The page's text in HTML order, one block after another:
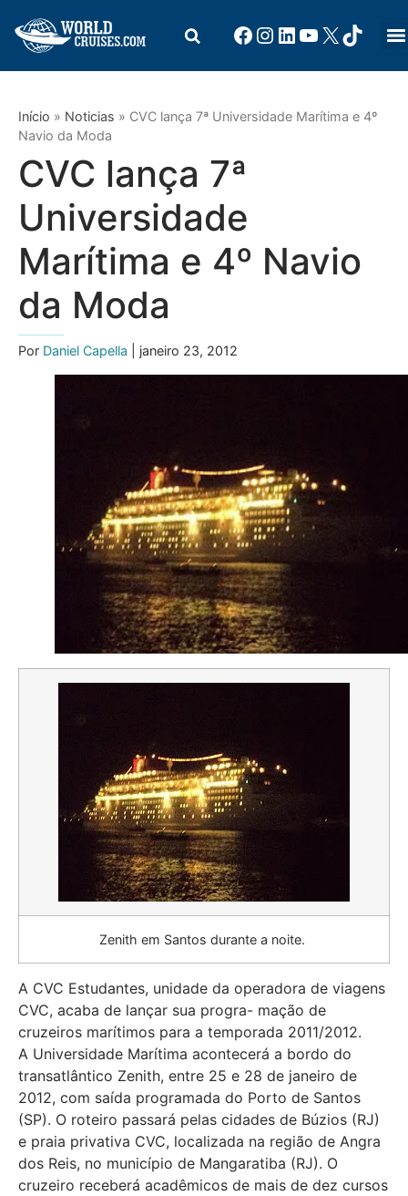
Início » Noticias » CVC lança 7ª Universidade Marítima e 4º
Navio da Moda
CVC lança 7ª
Universidade
Marítima e 4º Navio
da Moda
Por Daniel Capella | janeiro 23, 2012
Zenith em Santos durante a noite.
A CVC Estudantes, unidade da operadora de viagens
CVC, acaba de lançar sua progra- mação de
cruzeiros marítimos para a temporada 2011/2012.
A Universidade Marítima acontecerá a bordo do
transatlântico Zenith, entre 25 e 28 de janeiro de
2012, com saída programada do Porto de Santos
(SP). O roteiro passará pelas cidades de Búzios (RJ)
e praia privativa CVC, localizada na região de Angra
dos Reis, no município de Mangaratiba (RJ). O
cruzeiro receberá acadêmicos de mais de dez cursos